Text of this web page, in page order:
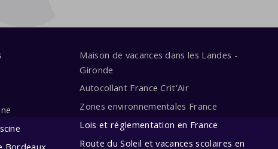
Maison de vacances dans les Landes -
Gironde
Autocollant France Crit'Air
Zones environnementales France
Lois et réglementation en France
Route du Soleil et vacances scolaires en